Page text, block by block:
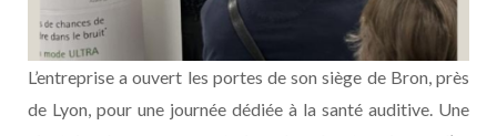
L’entreprise a ouvert les portes de son siège de Bron, près
de Lyon, pour une journée dédiée à la santé auditive. Une